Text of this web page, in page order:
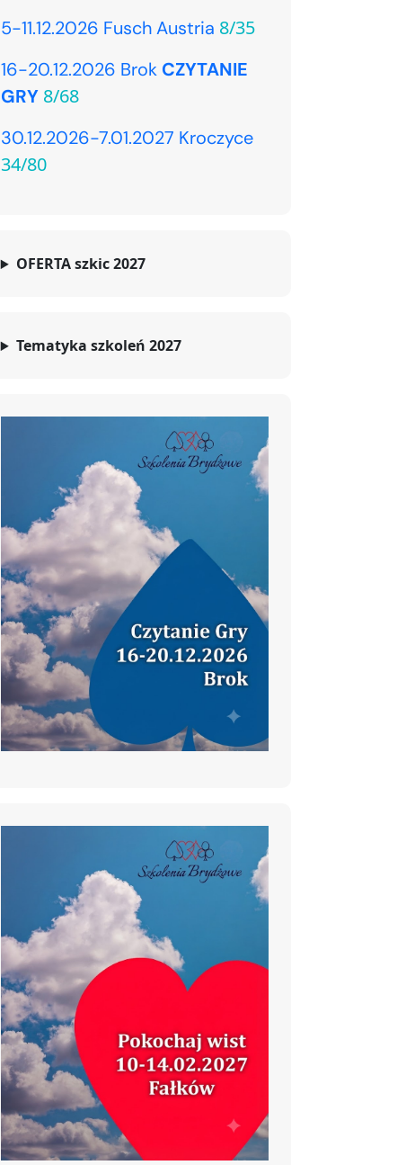
5-11.12.2026 Fusch Austria 8/35
16-20.12.2026 Brok CZYTANIE
GRY8/68
30.12.2026-7.01.2027 Kroczyce
34/80
OFERTA szkic 2027
Tematyka szkoleń 2027